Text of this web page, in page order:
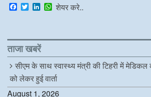
F
a
b
o
o
k
T
w
t
e
r
L
e
d
I
n
W
s
p
शेयर करे..
ताजा खबरें
सीएम के साथ स्वास्थ्य मंत्री की टिहरी में
को लेकर हुई वार्ता
August 1, 2026